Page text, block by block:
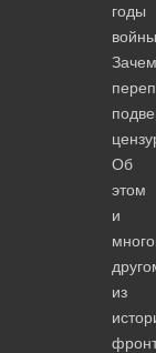
годы
Зачем
Об
этом
и
из